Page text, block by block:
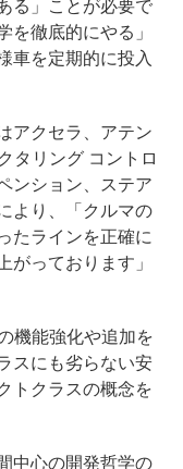
る」ことが必要で
を徹底的にやる」
車を定期的に投入
アクセラ、アテン
タリング コントロ
ンション、ステア
より、「クルマの
たラインを正確に
がっております」
機能強化や追加を
スにも劣らない安
トクラスの概念を
中心の開発哲学の